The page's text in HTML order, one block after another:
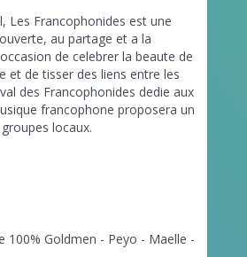
Les Francophonides est une
au partage et a la
de celebrer la beaute de
et de tisser des liens entre les
des Francophonides dedie aux
francophone proposera un
locaux.
100% Goldmen - Peyo - Maelle -